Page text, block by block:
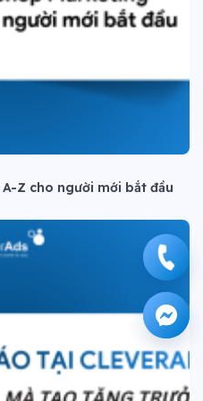
Z cho người mới bắt đầu